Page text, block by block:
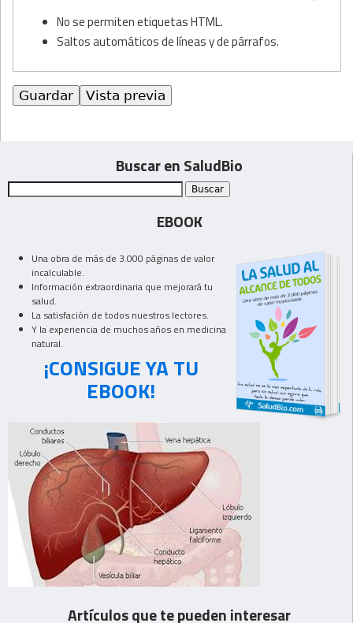
No se permiten etiquetas HTML.
Saltos automáticos de líneas y de párrafos.
Buscar en SaludBio
EBOOK
Una obra de más de 3.000 páginas de valor
incalculable.
Información extraordinaria que mejorará tu
salud.
La satisfación de todos nuestros lectores.
Y la experiencia de muchos años en medicina
natural.
¡CONSIGUE YA TU
EBOOK!
Artículos que te pueden interesar